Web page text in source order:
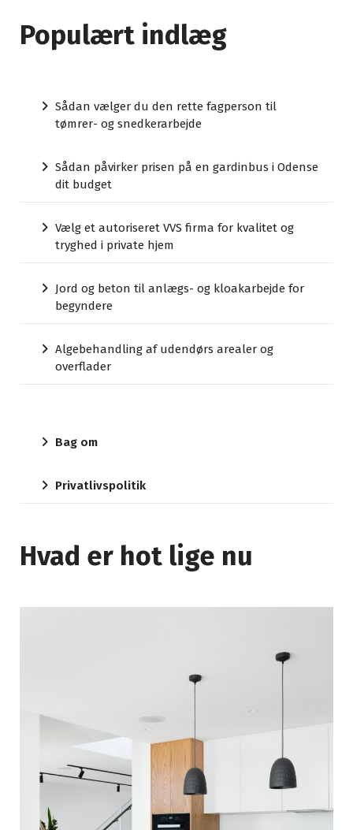
Populært indlæg
Sådan vælger du den rette fagperson til
tømrer- og snedkerarbejde
Sådan påvirker prisen på en gardinbus i Odense
dit budget
Vælg et autoriseret VVS firma for kvalitet og
tryghed i private hjem
Jord og beton til anlægs- og kloakarbejde for
begyndere
Algebehandling af udendørs arealer og
overflader
Bag om
Privatlivspolitik
Hvad er hot lige nu